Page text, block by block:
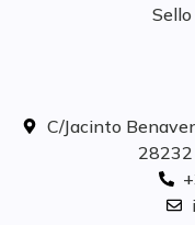
C/Jacinto
28232